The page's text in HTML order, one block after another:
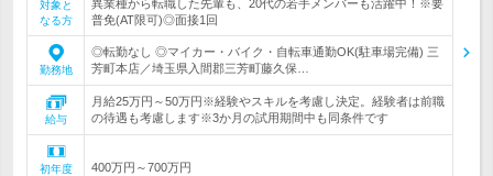
対象と
なる方
異業種から転職した先輩も、20代の若手メンバーも活躍中！※要
普免(AT限可)◎面接1回
勤務地
◎転勤なし ◎マイカー・バイク・自転車通勤OK(駐車場完備) 三
芳町本店／埼玉県入間郡三芳町藤久保…
給与
月給25万円～50万円※経験やスキルを考慮し決定。経験者は前職
の待遇も考慮します※3か月の試用期間中も同条件です
初年度
400万円～700万円